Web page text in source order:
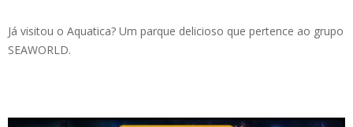
Já visitou o Aquatica? Um parque delicioso que pertence ao grupo
SEAWORLD.